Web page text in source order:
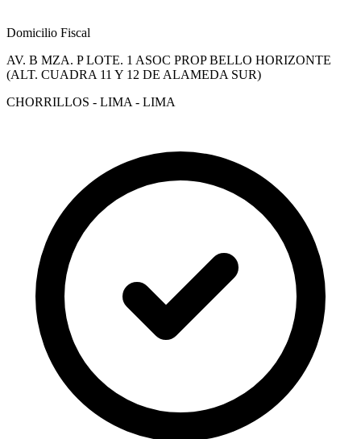
Domicilio Fiscal
AV. B MZA. P LOTE. 1 ASOC PROP BELLO HORIZONTE
(ALT. CUADRA 11 Y 12 DE ALAMEDA SUR)
CHORRILLOS - LIMA - LIMA